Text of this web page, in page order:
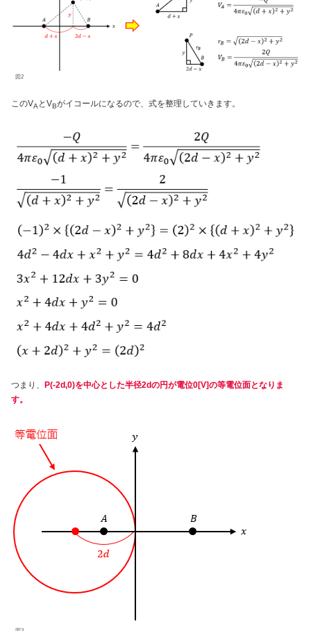
図2
このVAとVBがイコールになるので、式を整理していきます。
つまり、
P(-2d,0)を中心とした半径2dの円が電位0[V]の等電位面となりま
す。